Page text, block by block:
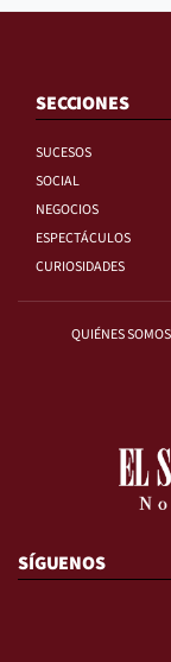
SECCIONES
SUCESOS
SOCIAL
NEGOCIOS
ESPECTÁCULOS
CURIOSIDADES
QUIÉNES SOMOS
SÍGUENOS